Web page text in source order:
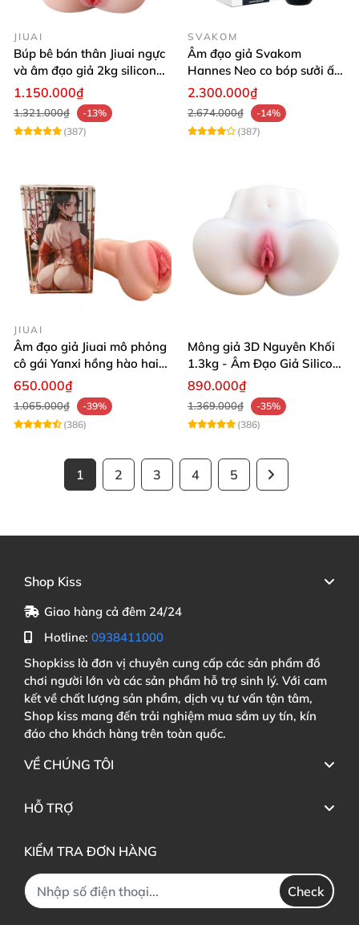
JIUAI
Búp bê bán thân Jiuai ngực
và âm đạo giả 2kg silicon
nguyên khối cao cấp
1.150.000₫
1.321.000₫
-13%
(387)
SVAKOM
Âm đạo giả Svakom
Hannes Neo co bóp sưởi ấm
tiện lợi điều khiển app
2.300.000₫
2.674.000₫
-14%
(387)
JIUAI
Âm đạo giả Jiuai mô phỏng
cô gái Yanxi hồng hào hai
lỗ bướm giả cầm tay 610g
650.000₫
1.065.000₫
-39%
(386)
Mông giả 3D Nguyên Khối
1.3kg - Âm Đạo Giả Silicon
Siêu Mềm 2 Lỗ Nằm Ngửa
890.000₫
1.369.000₫
-35%
(386)
1 2 3 4 5
Shop Kiss
Giao hàng cả đêm 24/24
Hotline: 0938411000
Shopkiss là đơn vị chuyên cung cấp các sản phẩm đồ
chơi người lớn và các sản phẩm hỗ trợ sinh lý. Với cam
kết về chất lượng sản phẩm, dịch vụ tư vấn tận tâm,
Shop kiss mang đến trải nghiệm mua sắm uy tín, kín
đáo cho khách hàng trên toàn quốc.
VỀ CHÚNG TÔI
HỖ TRỢ
KIỂM TRA ĐƠN HÀNG
Check